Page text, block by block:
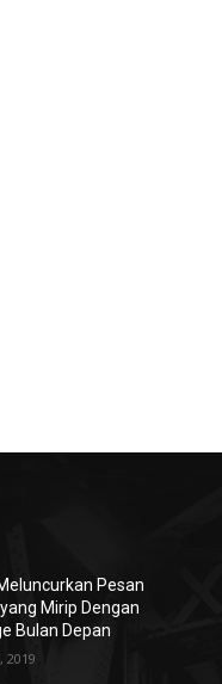
Pesan
Mirip Dengan
Bulan Depan
2019